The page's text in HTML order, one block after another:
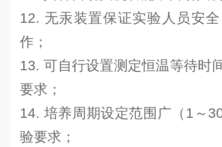
12. 无汞装置保证实验人员安
作；
13. 可自行设置测定恒温等待时
要求；
14. 培养周期设定范围广（1～
验要求；